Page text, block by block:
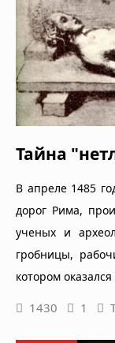
Тайна
В апреле 1485
дорог Рима,
ученых и
гробницы,
котором
1430 1